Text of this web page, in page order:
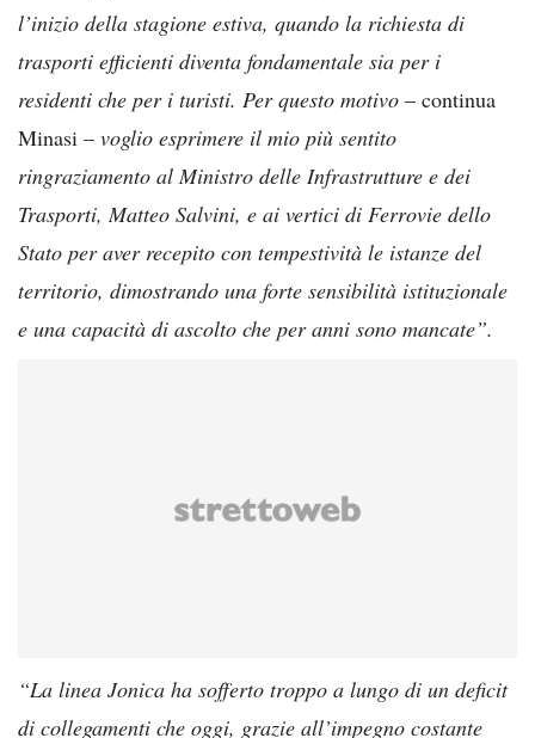
l’inizio della stagione estiva, quando la richiesta di
trasporti efficienti diventa fondamentale sia per i
residenti che per i turisti. Per questo motivo – continua
Minasi – voglio esprimere il mio più sentito
ringraziamento al Ministro delle Infrastrutture e dei
Trasporti, Matteo Salvini, e ai vertici di Ferrovie dello
Stato per aver recepito con tempestività le istanze del
territorio, dimostrando una forte sensibilità istituzionale
e una capacità di ascolto che per anni sono mancate”.
“La linea Jonica ha sofferto troppo a lungo di un deficit
di collegamenti che oggi, grazie all’impegno costante